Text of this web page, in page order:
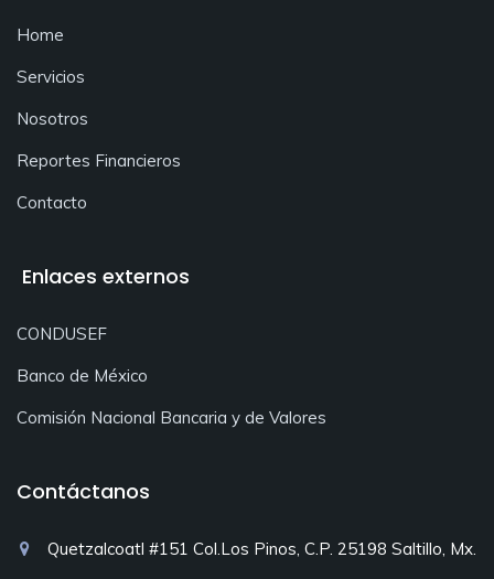
Home
Servicios
Nosotros
Reportes Financieros
Contacto
Enlaces externos
CONDUSEF
Banco de México
Comisión Nacional Bancaria y de Valores
Contáctanos
Quetzalcoatl #151 Col.Los Pinos, C.P. 25198 Saltillo, Mx.